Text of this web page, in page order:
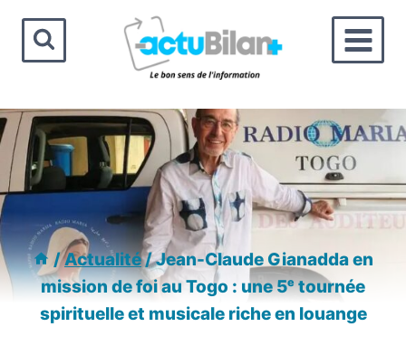
contenu
/Actualité/Jean-Claude Gianadda en
mission de foi au Togo : une 5ᵉ tournée
spirituelle et musicale riche en louange